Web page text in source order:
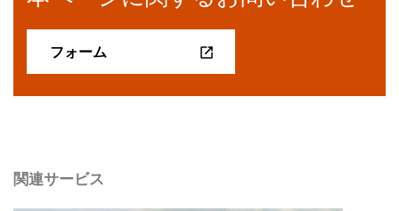
フォーム
関連サービス